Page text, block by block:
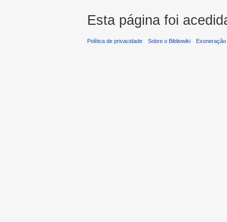
Esta página foi
Política de privacidade Sobre o Bibliowiki